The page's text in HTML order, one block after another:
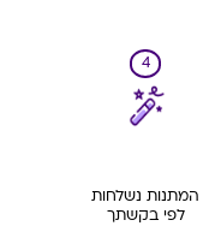
4
המתנות נשלחות
לפי בקשתך